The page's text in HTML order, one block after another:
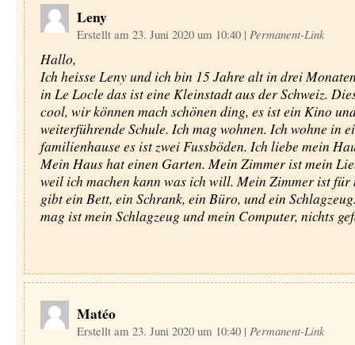
Leny
Erstellt am 23. Juni 2020 um 10:40 | Permanent-Link
Hallo,
Ich heisse Leny und ich bin 15 Jahre alt in drei
in Le Locle das ist eine Kleinstadt aus der Schweiz.
cool, wir können mach schönen ding, es ist ein Kino
weiterführende Schule. Ich mag wohnen. Ich wohne in
familienhause es ist zwei Fussböden. Ich liebe mein
Mein Haus hat einen Garten. Mein Zimmer ist mein
weil ich machen kann was ich will. Mein Zimmer ist für
gibt ein Bett, ein Schrank, ein Büro, und ein
mag ist mein Schlagzeug und mein Computer, nichts
Matéo
Erstellt am 23. Juni 2020 um 10:40 | Permanent-Link